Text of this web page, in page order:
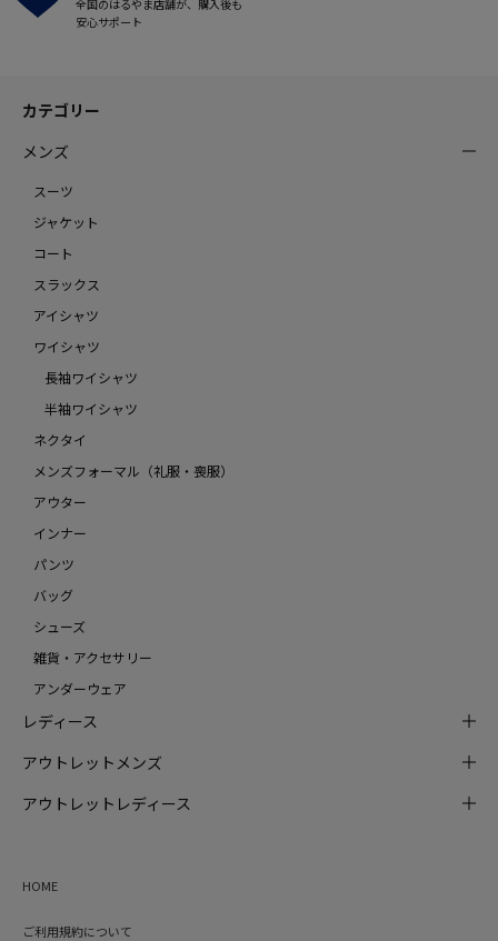
全国のはるやま店舗が、購入後も
安心サポート
カテゴリー
メンズ
スーツ
ジャケット
コート
スラックス
アイシャツ
ワイシャツ
長袖ワイシャツ
半袖ワイシャツ
ネクタイ
メンズフォーマル（礼服・喪服）
アウター
インナー
パンツ
バッグ
シューズ
雑貨・アクセサリー
アンダーウェア
レディース
アウトレットメンズ
アウトレットレディース
HOME
ご利用規約について